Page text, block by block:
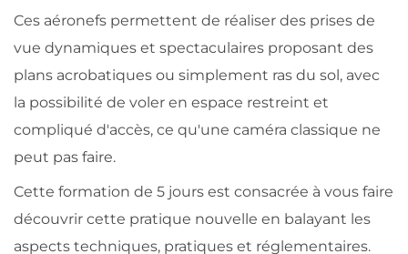
Ces aéronefs permettent de réaliser des prises de
vue dynamiques et spectaculaires proposant des
plans acrobatiques ou simplement ras du sol, avec
la possibilité de voler en espace restreint et
compliqué d'accès, ce qu'une caméra classique ne
peut pas faire.
Cette formation de 5 jours est consacrée à vous faire
découvrir cette pratique nouvelle en balayant les
aspects techniques, pratiques et réglementaires.